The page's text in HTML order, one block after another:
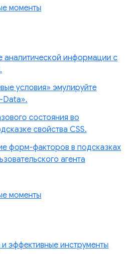
моменты
аналитической информации с
условия» эмулируйте
Data».
состояния во
свойства CSS.
форм-факторов в подсказках
агента
моменты
эффективные инструменты